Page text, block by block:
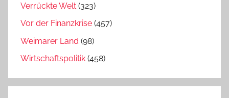
Verrückte Welt (323)
Vor der Finanzkrise (457)
Weimarer Land (98)
Wirtschaftspolitik (458)